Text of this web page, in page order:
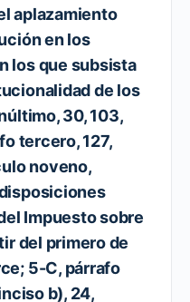
aplazamiento
en los
los que subsista
de los
30, 103,
tercero, 127,
noveno,
Impuesto sobre
del primero de
5-C, párrafo
b), 24,